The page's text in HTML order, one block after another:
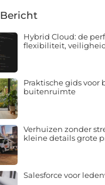
Hybrid Cloud: de
flexibiliteit,
Praktische gids
buitenruimte
Verhuizen zonder
kleine details grote
Salesforce voor